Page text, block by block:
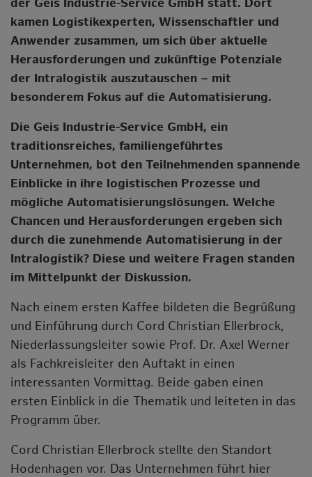
der Geis Industrie-Service GmbH statt. Dort
kamen Logistikexperten, Wissenschaftler und
Anwender zusammen, um sich über aktuelle
Herausforderungen und zukünftige Potenziale
der Intralogistik auszutauschen – mit
besonderem Fokus auf die Automatisierung.
Die Geis Industrie-Service GmbH, ein
traditionsreiches, familiengeführtes
Unternehmen, bot den Teilnehmenden spannende
Einblicke in ihre logistischen Prozesse und
mögliche Automatisierungslösungen. Welche
Chancen und Herausforderungen ergeben sich
durch die zunehmende Automatisierung in der
Intralogistik? Diese und weitere Fragen standen
im Mittelpunkt der Diskussion.
Nach einem ersten Kaffee bildeten die Begrüßung
und Einführung durch Cord Christian Ellerbrock,
Niederlassungsleiter sowie Prof. Dr. Axel Werner
als Fachkreisleiter den Auftakt in einen
interessanten Vormittag. Beide gaben einen
ersten Einblick in die Thematik und leiteten in das
Programm über.
Cord Christian Ellerbrock stellte den Standort
Hodenhagen vor. Das Unternehmen führt hier